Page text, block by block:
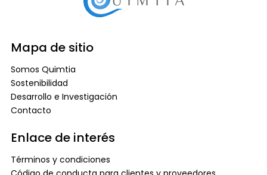
Mapa de sitio
Somos Quimtia
Sostenibilidad
Desarrollo e Investigación
Contacto
Enlace de interés
Términos y condiciones